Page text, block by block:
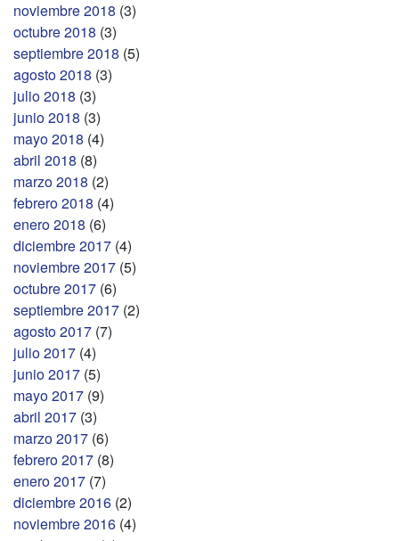
noviembre 2018 (3)
octubre 2018 (3)
septiembre 2018 (5)
agosto 2018 (3)
julio 2018 (3)
junio 2018 (3)
mayo 2018 (4)
abril 2018 (8)
marzo 2018 (2)
febrero 2018 (4)
enero 2018 (6)
diciembre 2017 (4)
noviembre 2017 (5)
octubre 2017 (6)
septiembre 2017 (2)
agosto 2017 (7)
julio 2017 (4)
junio 2017 (5)
mayo 2017 (9)
abril 2017 (3)
marzo 2017 (6)
febrero 2017 (8)
enero 2017 (7)
diciembre 2016 (2)
noviembre 2016 (4)